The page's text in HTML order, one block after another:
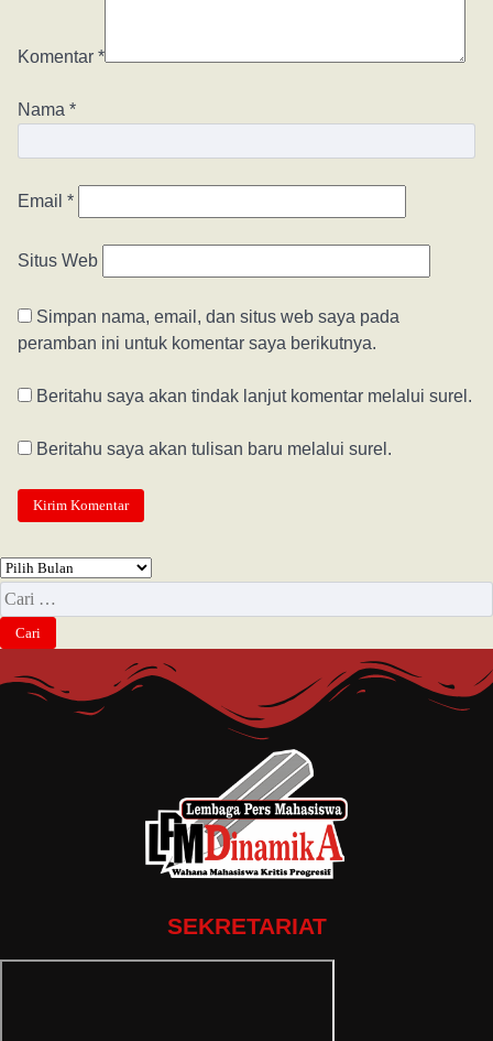
Komentar *
Nama *
Email *
Situs Web
Simpan nama, email, dan situs web saya pada
peramban ini untuk komentar saya berikutnya.
Beritahu saya akan tindak lanjut komentar melalui surel.
Beritahu saya akan tulisan baru melalui surel.
SEKRETARIAT